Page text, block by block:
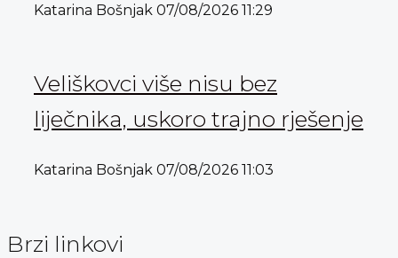
Katarina Bošnjak 07/08/2026 11:29
Veliškovci više nisu bez
liječnika, uskoro trajno rješenje
Katarina Bošnjak 07/08/2026 11:03
Brzi linkovi